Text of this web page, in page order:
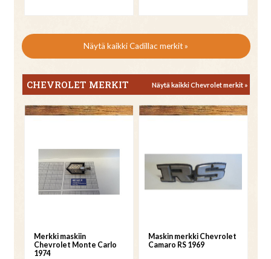
Näytä kaikki Cadillac merkit »
CHEVROLET MERKIT Näytä kaikki Chevrolet merkit »
Merkki maskiin
Chevrolet Monte Carlo
1974
Maskin merkki Chevrolet
Camaro RS 1969